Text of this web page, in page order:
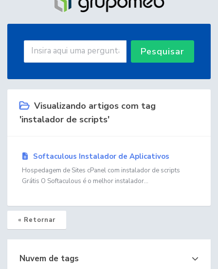
Pesquisar
Visualizando artigos com tag
'instalador de scripts'
Softaculous Instalador de Aplicativos
Hospedagem de Sites cPanel com instalador de scripts
Grátis O Softaculous é o melhor instalador...
« Retornar
Nuvem de tags